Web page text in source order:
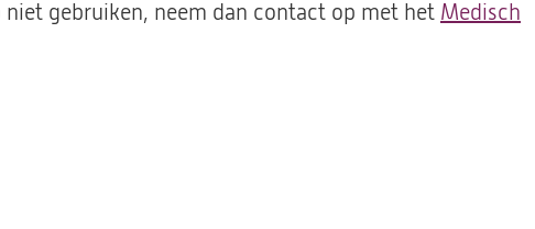
niet gebruiken, neem dan contact op met het Medisch